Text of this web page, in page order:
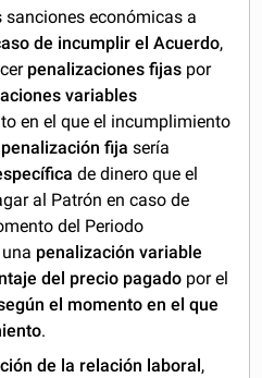
sanciones económicas a
de incumplir el Acuerdo,
penalizaciones fijas por
variables
en el que el incumplimiento
penalización fija sería
de dinero que el
al Patrón en caso de
del Periodo
penalización variable
del precio pagado por el
el momento en el que
.
de la relación laboral ,